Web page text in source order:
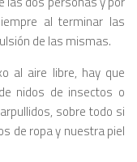
al terminar las
de las mismas.
al aire libre, hay que
nidos de insectos o
sobre todo si
de ropa y nuestra piel